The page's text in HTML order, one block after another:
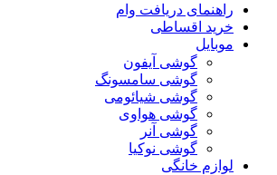
راهنمای دریافت وام
خرید اقساطی
موبایل
گوشی آیفون
گوشی سامسونگ
گوشی شیائومی
گوشی هواوی
گوشی آنر
گوشی نوکیا
لوازم خانگی